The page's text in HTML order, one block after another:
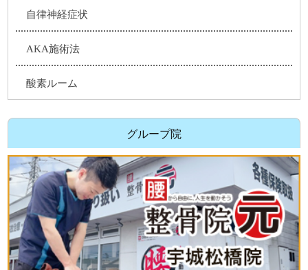
自律神経症状
AKA施術法
酸素ルーム
グループ院